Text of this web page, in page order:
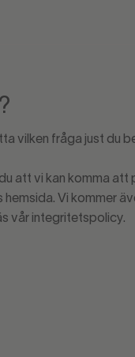
vilken fråga just du
att vi kan komma att
Vi kommer
vår integritetspolicy.